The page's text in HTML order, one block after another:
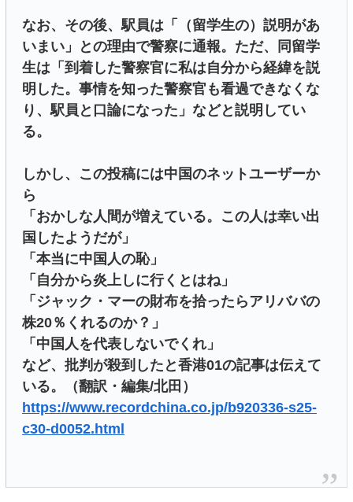
なお、その後、駅員は「（留学生の）説明があ
いまい」との理由で警察に通報。ただ、同留学
生は「到着した警察官に私は自分から経緯を説
明した。事情を知った警察官も看過できなくな
り、駅員と口論になった」などと説明してい
る。
しかし、この投稿には中国のネットユーザーか
ら
「おかしな人間が増えている。この人は幸い出
国したようだが」
「本当に中国人の恥」
「自分から炎上しに行くとはね」
「ジャック・マーの財布を拾ったらアリババの
株20％くれるのか？」
「中国人を代表しないでくれ」
など、批判が殺到したと香港01の記事は伝えて
いる。（翻訳・編集/北田）
https://www.recordchina.co.jp/b920336-s25-
c30-d0052.html